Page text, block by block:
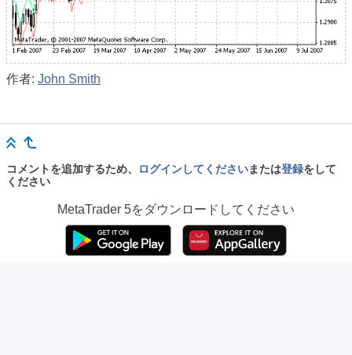
作者: John Smith
コメントを追加するため、 ログインしてくださいまたは登録をして
ください
MetaTrader 5をダウンロードしてください